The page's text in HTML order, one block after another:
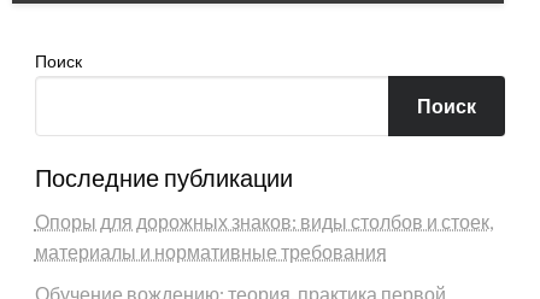
Поиск
Поиск
Последние публикации
Опоры для дорожных знаков: виды столбов и стоек,
материалы и нормативные требования
Обучение вождению: теория, практика первой